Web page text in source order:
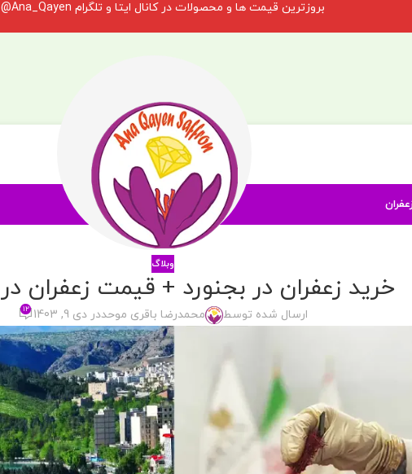
بروزترین قیمت ها و محصولات در کانال ایتا و تلگرام Ana_Qayen@
وبلاگ
خرید زعفران در بجنورد + قیمت زعفران
ارسال شده توسط محمدرضا باقری موحددر دی 9, 1403 ۱۲